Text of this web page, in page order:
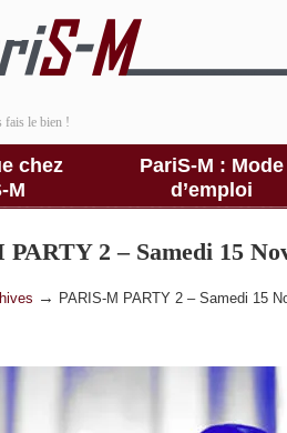
fais le bien !
chez
M
PariS-M : Mode
d’emploi
PARTY 2 – Samedi 15
→ PARIS-M PARTY 2 – Samedi 15